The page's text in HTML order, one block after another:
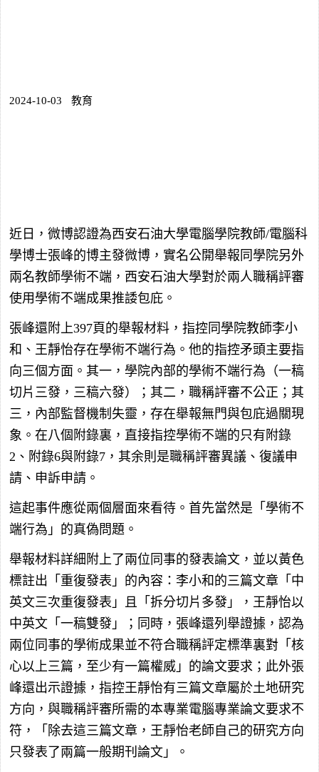
2024-10-03 教育
近日，微博認證為西安石油大學電腦學院教師/電腦科
學博士張峰的博主發微博，實名公開舉報同學院另外
兩名教師學術不端，西安石油大學對於兩人職稱評審
使用學術不端成果推諉包庇。
張峰還附上397頁的舉報材料，指控同學院教師李小
和、王靜怡存在學術不端行為。他的指控矛頭主要指
向三個方面。其一，學院內部的學術不端行為（一稿
切片三發，三稿六發）；其二，職稱評審不公正；其
三，內部監督機制失靈，存在舉報無門與包庇過關現
象。在八個附錄裏，直接指控學術不端的只有附錄
2、附錄6與附錄7，其余則是職稱評審異議、復議申
請、申訴申請。
這起事件應從兩個層面來看待。首先當然是「學術不
端行為」的真偽問題。
舉報材料詳細附上了兩位同事的發表論文，並以黃色
標註出「重復發表」的內容：李小和的三篇文章「中
英文三次重復發表」且「拆分切片多發」，王靜怡以
中英文「一稿雙發」；同時，張峰還列舉證據，認為
兩位同事的學術成果並不符合職稱評定標準裏對「核
心以上三篇，至少有一篇權威」的論文要求；此外張
峰還出示證據，指控王靜怡有三篇文章屬於土地研究
方向，與職稱評審所需的本專業電腦專業論文要求不
符，「除去這三篇文章，王靜怡老師自己的研究方向
只發表了兩篇一般期刊論文」。